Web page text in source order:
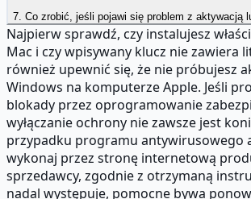
7. Co zrobić, jeśli pojawi się problem z aktywacją
Najpierw sprawdź, czy instalujesz
Mac i czy wpisywany klucz nie zawiera
również upewnić się, że nie próbujesz
Windows na komputerze Apple. Jeśli
blokady przez oprogramowanie
wyłączanie ochrony nie zawsze jest
przypadku programu antywirusowego
wykonaj przez stronę internetową
sprzedawcy, zgodnie z otrzymaną
nadal występuje, pomocne bywa